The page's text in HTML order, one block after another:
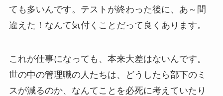
ても多いんです。テストが終わった後に、あ～間
違えた！なんて気付くことだって良くあります。
これが仕事になっても、本来大差はないんです。
世の中の管理職の人たちは、どうしたら部下のミ
スが減るのか、なんてことを必死に考えていたり